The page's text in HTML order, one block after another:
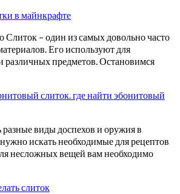
в майнкрафте
Слиток – один из самых довольно часто
Его используют для
различных предметов. Остановимся
слиток. где найти эбонитовый
разные виды доспехов и оружия в
искать необходимые для рецептов
несложных вещей вам необходимо
слиток